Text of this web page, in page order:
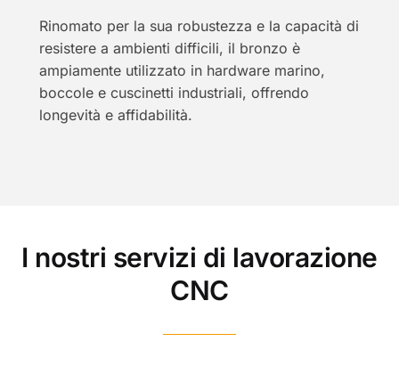
Rinomato per la sua robustezza e la capacità di
resistere a ambienti difficili, il bronzo è
ampiamente utilizzato in hardware marino,
boccole e cuscinetti industriali, offrendo
longevità e affidabilità.
I nostri servizi di lavorazione
CNC